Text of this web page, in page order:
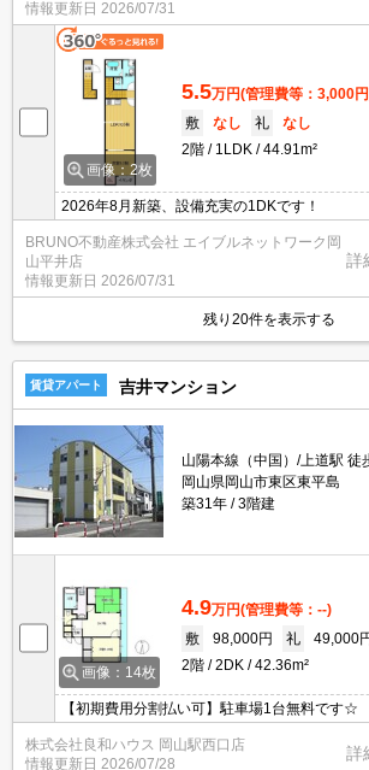
情報更新日 2026/07/31
画像：2枚
5.5万円(管理費等：3,000
敷
なし 礼
なし
2階
1LDK 44.91m²
2026年8月新築、設備充実の1DKです！
BRUNO不動産株式会社 エイブルネットワーク岡
山平井店
情報更新日 2026/07/31
詳
残り20件を表示する
賃貸アパート 吉井マンション
山陽本線（中国）/上道駅 徒
岡山県岡山市東区東平島
築31年
3階建
画像：14枚
4.9万円(管理費等：--)
敷
98,000円 礼
49,000
2階
2DK 42.36m²
【初期費用分割払い可】駐車場1台無料です☆
株式会社良和ハウス 岡山駅西口店
情報更新日 2026/07/28
詳